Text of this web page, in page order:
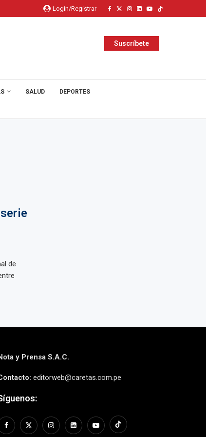
Login/Registrar
Suscríbete
SALUD DEPORTES
de
y Prensa S.A.C.
editorweb@caretas.com.pe